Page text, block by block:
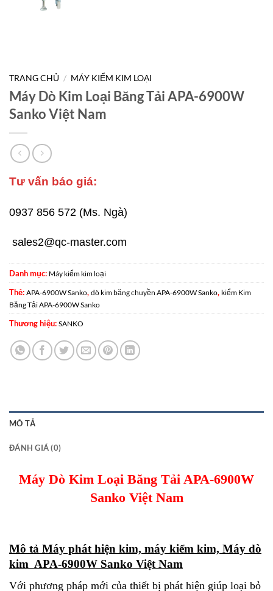
TRANG CHỦ / MÁY KIỂM KIM LOẠI
Máy Dò Kim Loại Băng Tải APA-6900W
Sanko Việt Nam
Tư vấn báo giá:
0937 856 572 (Ms. Ngà)
sales2@qc-master.com
Danh mục: Máy kiểm kim loại
Thẻ: APA-6900W Sanko, dò kim băng chuyền APA-6900W Sanko, kiểm Kim
Băng Tải APA-6900W Sanko
Thương hiệu: SANKO
MÔ TẢ
ĐÁNH GIÁ (0)
Máy Dò Kim Loại Băng Tải APA-6900W
Sanko Việt Nam
Mô tả Máy phát hiện kim, máy kiểm kim, Máy dò
kim APA-6900W Sanko Việt Nam
Với phương pháp mới của thiết bị phát hiện giúp loại bỏ